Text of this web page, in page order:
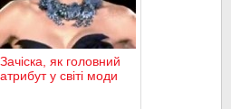
Зачіска, як головний
атрибут у світі моди